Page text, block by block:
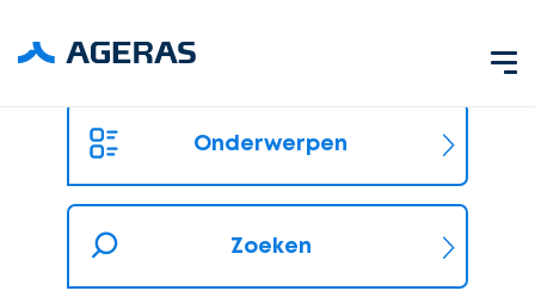
Onderwerpen
Zoeken